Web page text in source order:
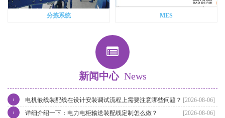
分拣系统 MES
新闻中心 News
[2026-08-06]
电机嵌线装配线在设计安装调试流程上需要注意哪些问题？
›
[2026-08-06]
详细介绍一下：电力电柜输送装配线定制怎么做？
›